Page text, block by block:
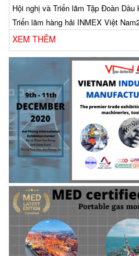
Hội nghị và Triển lãm Tập Đoàn
Triển lãm hàng hải INMEX Việt
XEM THÊM